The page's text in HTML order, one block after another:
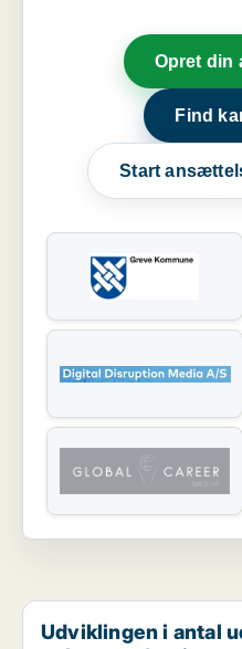
Opret din
Find
Start
Udviklingen i antal